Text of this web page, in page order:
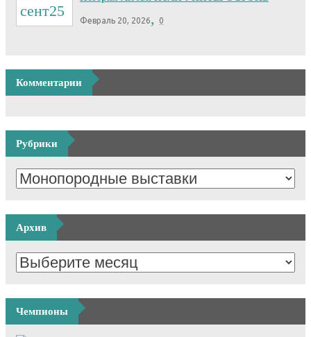
Февраль 20, 2026, 0
Комментарии
Рубрики
Архив
Чемпионы